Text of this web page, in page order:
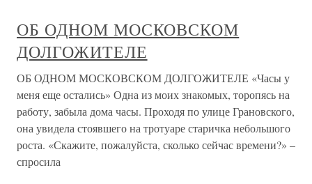
ОБ ОДНОМ МОСКОВСКОМ
ДОЛГОЖИТЕЛЕ
ОБ ОДНОМ МОСКОВСКОМ ДОЛГОЖИТЕЛЕ «Часы у
меня еще остались» Одна из моих знакомых, торопясь на
работу, забыла дома часы. Проходя по улице Грановского,
она увидела стоявшего на тротуаре старичка небольшого
роста. «Скажите, пожалуйста, сколько сейчас времени?» –
спросила